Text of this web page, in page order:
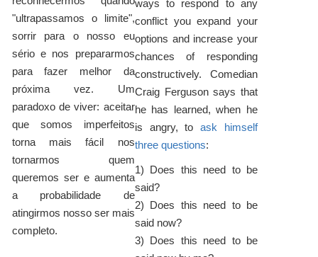
"ultrapassamos o limite",
sorrir para o nosso eu
sério e nos prepararmos
para fazer melhor da
próxima vez. Um
paradoxo de viver: aceitar
que somos imperfeitos
torna mais fácil nos
tornarmos quem
queremos ser e aumenta
a probabilidade de
atingirmos nosso ser mais
completo.
ways to respond to any
conflict you expand your
options and increase your
chances of responding
constructively. Comedian
Craig Ferguson says that
he has learned, when he
is angry, toask himself
three questions:
1) Does this need to be
said?
2) Does this need to be
said now?
3) Does this need to be